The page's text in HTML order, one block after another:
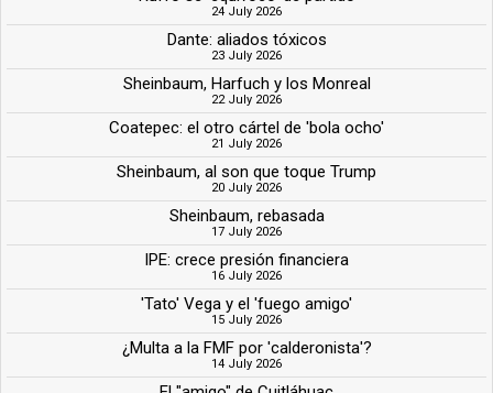
24 July 2026
Dante: aliados tóxicos
23 July 2026
Sheinbaum, Harfuch y los Monreal
22 July 2026
Coatepec: el otro cártel de 'bola ocho'
21 July 2026
Sheinbaum, al son que toque Trump
20 July 2026
Sheinbaum, rebasada
17 July 2026
IPE: crece presión financiera
16 July 2026
'Tato' Vega y el 'fuego amigo'
15 July 2026
¿Multa a la FMF por 'calderonista'?
14 July 2026